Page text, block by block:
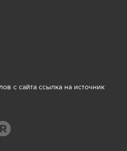
с сайта ссылка на источник